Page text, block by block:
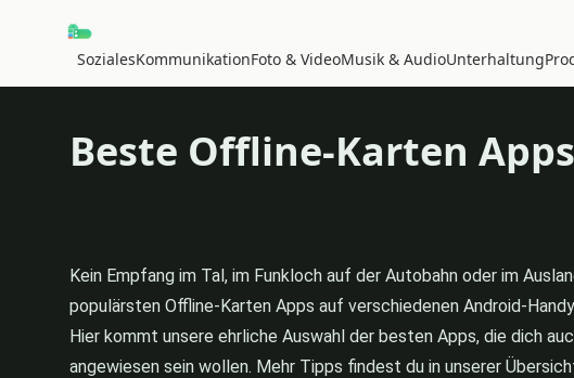
SozialesKommunikationFoto & VideoMusik & AudioUnterhaltung
Beste Offline-Karten
Kein Empfang im Tal, im Funkloch auf der Autobahn oder im
populärsten Offline-Karten Apps auf verschiedenen Android-
Hier kommt unsere ehrliche Auswahl der besten Apps, die dich
angewiesen sein wollen. Mehr Tipps findest du in unserer